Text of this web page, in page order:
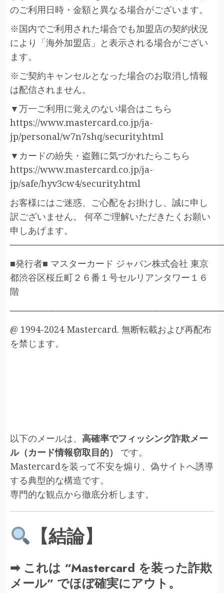
のご利用日時・金額と異なる場合がございます。
※国内でご利用された場合でも加盟店の契約状況
により「海外加盟店」と表示される場合がござい
ます。
※ご契約キャンセルとなった場合のお取消し情報
は配信されません。
▼万一ご利用に覚えのない場合はこちら
https://www.mastercard.co.jp/ja-
jp/personal/w7n7shq/security.html
▼カードの紛失・盗難に気づかれたらこちら
https://www.mastercard.co.jp/ja-
jp/safe/hyv3cw4/security.html
お客様にはご迷惑、ご心配をお掛けし、誠に申し
訳ございません。 何卒ご理解いただきたくお願い
申しあげます。
■発行者■ マスターカード ジャパン株式会社 東京
都渋谷区桜丘町２６番１号セルリアンタワー１６
階
@ 1994-2024 Mastercard. 無断転載および再配布
を禁じます。
以下のメールは、 高確率でフィッシング詐欺メー
ル（カード情報窃取目的）
です。
Mastercardを装って不安を煽り、偽サイトへ誘導
する典型的な構造です。
専門的な観点から徹底分析します。
【結論】
➡ これは “Mastercard を装った詐欺
メール” でほぼ確実にアウト。